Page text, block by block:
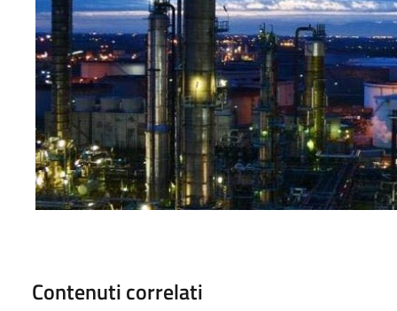
Contenuti correlati